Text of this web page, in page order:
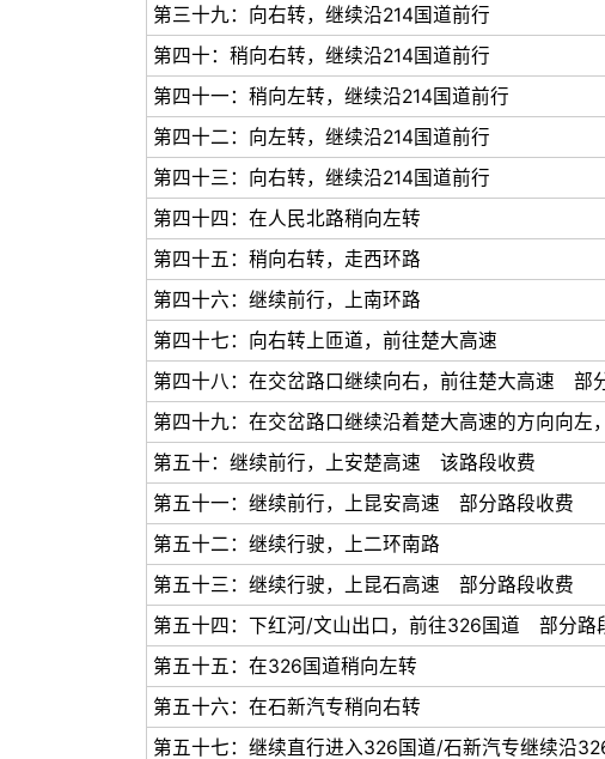
第三十九：向右转，继续沿214国道前行
第四十：稍向右转，继续沿214国道前行
第四十一：稍向左转，继续沿214国道前行
第四十二：向左转，继续沿214国道前行
第四十三：向右转，继续沿214国道前行
第四十四：在人民北路稍向左转
第四十五：稍向右转，走西环路
第四十六：继续前行，上南环路
第四十七：向右转上匝道，前往楚大高速
第四十八：在交岔路口继续向右，前往楚大高速 部
第四十九：在交岔路口继续沿着楚大高速的方向向
第五十：继续前行，上安楚高速 该路段收费
第五十一：继续前行，上昆安高速 部分路段收费
第五十二：继续行驶，上二环南路
第五十三：继续行驶，上昆石高速 部分路段收费
第五十四：下红河/文山出口，前往326国道 部分路
第五十五：在326国道稍向左转
第五十六：在石新汽专稍向右转
第五十七：继续直行进入326国道/石新汽专继续沿